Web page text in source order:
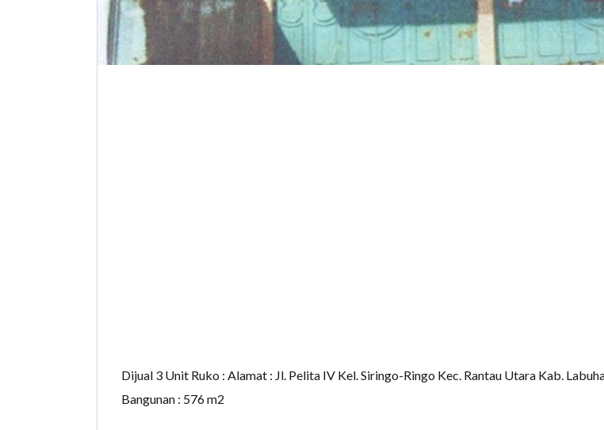
Dijual 3 Unit Ruko : Alamat : Jl. Pelita IV Kel. Siringo-Ringo Kec. Rantau Utara Kab.
Bangunan : 576 m2